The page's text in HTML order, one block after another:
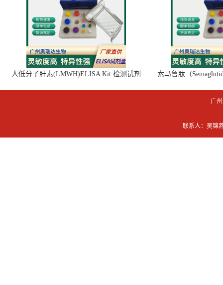
人低分子肝素(LMWH)ELISA Kit 检测试剂
索马鲁肽（
广
联系人：吴锦